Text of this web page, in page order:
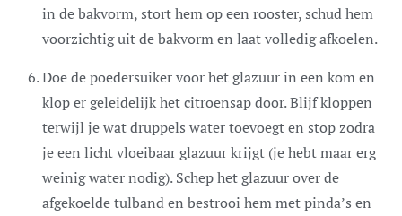
in de bakvorm, stort hem op een rooster, schud hem
voorzichtig uit de bakvorm en laat volledig afkoelen.
Doe de poedersuiker voor het glazuur in een kom en
klop er geleidelijk het citroensap door. Blijf kloppen
terwijl je wat druppels water toevoegt en stop zodra
je een licht vloeibaar glazuur krijgt (je hebt maar erg
weinig water nodig). Schep het glazuur over de
afgekoelde tulband en bestrooi hem met pinda’s en